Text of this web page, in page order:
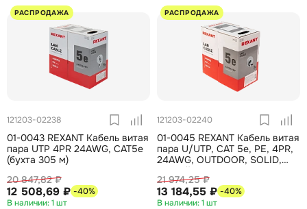
121203-02238
РАСПРОДАЖА
01-0043 REXANT Кабель витая
пара UTP 4PR 24AWG, CAT5e
(бухта 305 м)
20 847,82 ₽
12 508,69 ₽ -40%
1 шт
121203-02240
РАСПРОДАЖА
01-0045 REXANT Кабель витая
пара U/UTP, CAT 5e, PE, 4PR,
24AWG, OUTDOOR, SOLID,
черный, 305м
21 974,25 ₽
13 184,55 ₽ -40%
1 шт